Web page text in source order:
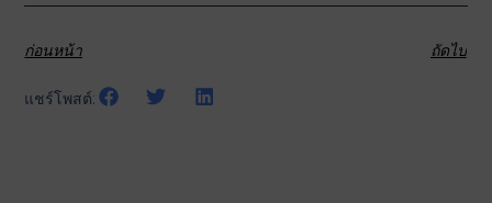
ก่อนหน้า ถัดไป
แชร์โพสต์: